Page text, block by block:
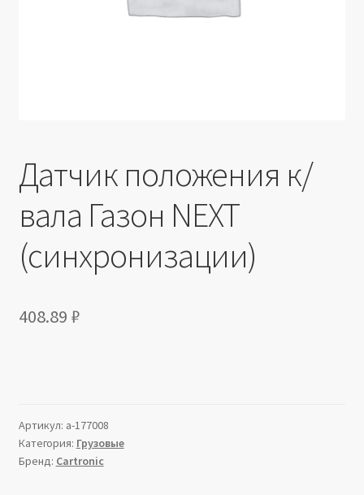
Датчик положения к/
вала Газон NEXT
(синхронизации)
408.89 ₽
Артикул: a-177008
Категория: Грузовые
Бренд: Cartronic